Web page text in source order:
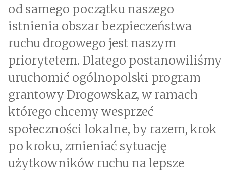
od samego początku naszego
istnienia obszar bezpieczeństwa
ruchu drogowego jest naszym
priorytetem. Dlatego postanowiliśmy
uruchomić ogólnopolski program
grantowy Drogowskaz, w ramach
którego chcemy wesprzeć
społeczności lokalne, by razem, krok
po kroku, zmieniać sytuację
użytkowników ruchu na lepsze